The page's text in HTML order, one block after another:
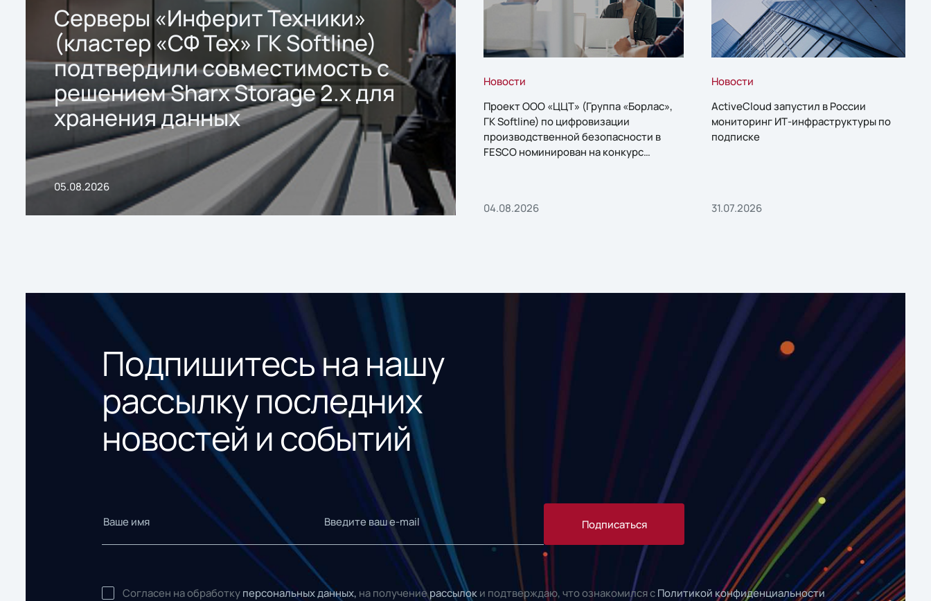
Серверы «Инферит Техники»
(кластер «СФ Тех» ГК Softline)
подтвердили совместимость с
решением Sharx Storage 2.x для
хранения данных
05.08.2026
Новости
Проект ООО «ЦЦТ» (Группа «Борлас»,
ГК Softline) по цифровизации
производственной безопасности в
FESCO номинирован на конкурс
04.08.2026
Новости
ActiveCloud запустил в России
мониторинг ИТ-инфраструктуры по
подписке
31.07.2026
Подпишитесь на нашу
рассылку последних
новостей и событий
Подписаться
Согласен на обработку персональных данных, на получениерассылок и подтверждаю, что ознакомился с Политикой конфиденциальности